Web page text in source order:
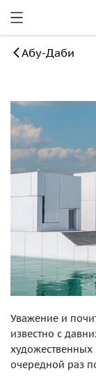
Абу-Даби
Уважение и
известно с
художественных
очередной раз